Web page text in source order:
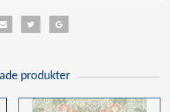
produkter